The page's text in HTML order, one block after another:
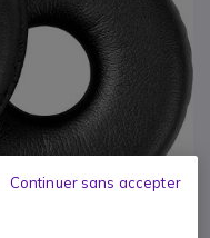
Continuer sans accepter